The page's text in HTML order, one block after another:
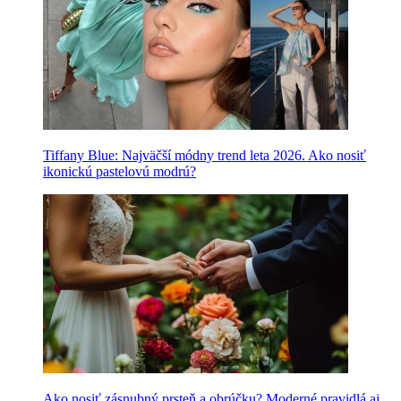
Tiffany Blue: Najväčší módny trend leta 2026. Ako nosiť
ikonickú pastelovú modrú?